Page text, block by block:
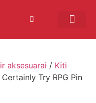
aksesuarai / Kiti
Try RPG Pin